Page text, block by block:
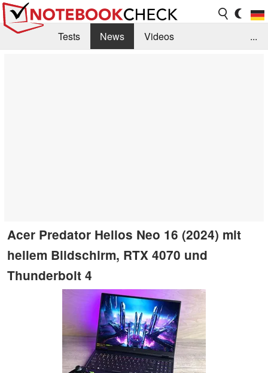
Tests News
Videos
...
Acer Predator Helios Neo 16 (2024) mit
hellem Bildschirm, RTX 4070 und
Thunderbolt 4